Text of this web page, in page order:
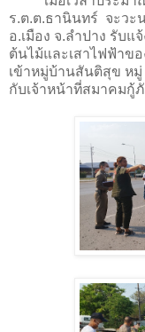
ร.ต.ต.ธานินทร์ จะวะ
อ.เมือง จ.ลำปาง รับแ
ต้นไม้และเสาไฟฟ้าข
เข้าหมู่บ้านสันติสุข ห
กับเจ้าหน้าที่สมาคมกู้